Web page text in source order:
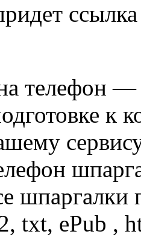
телефон —
к
шпаргалки
txt, ePub ,